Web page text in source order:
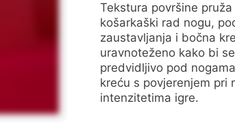
Tekstura površine
košarkaški rad nogu,
zaustavljanja i bočna
uravnoteženo kako bi
predvidljivo pod
kreću s povjerenjem pri
intenzitetima igre.